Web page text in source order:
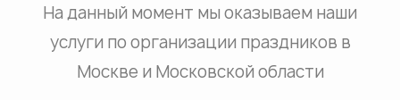
На данный момент мы оказываем наши
услуги по организации праздников в
Москве и Московской области